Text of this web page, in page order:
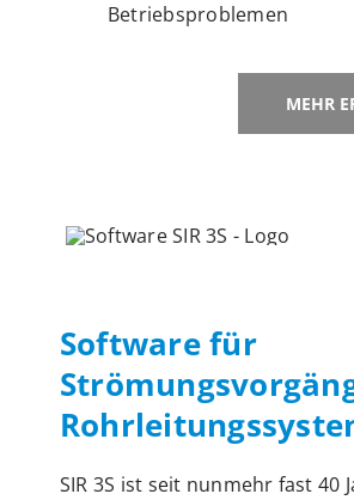
Betriebsproblemen
MEHR
Software für
SIR 3S ist seit nunmehr fast 40